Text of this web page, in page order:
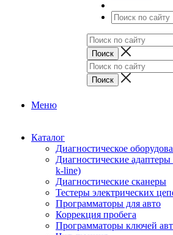
Меню
Каталог
Диагностическое
Диагностические
k-line)
Диагностические сканеры
Тестеры электрических
Программаторы для авто
Коррекция пробега
Программаторы ключей